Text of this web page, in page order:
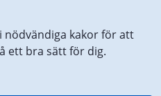
nödvändiga kakor för att
ett bra sätt för dig.